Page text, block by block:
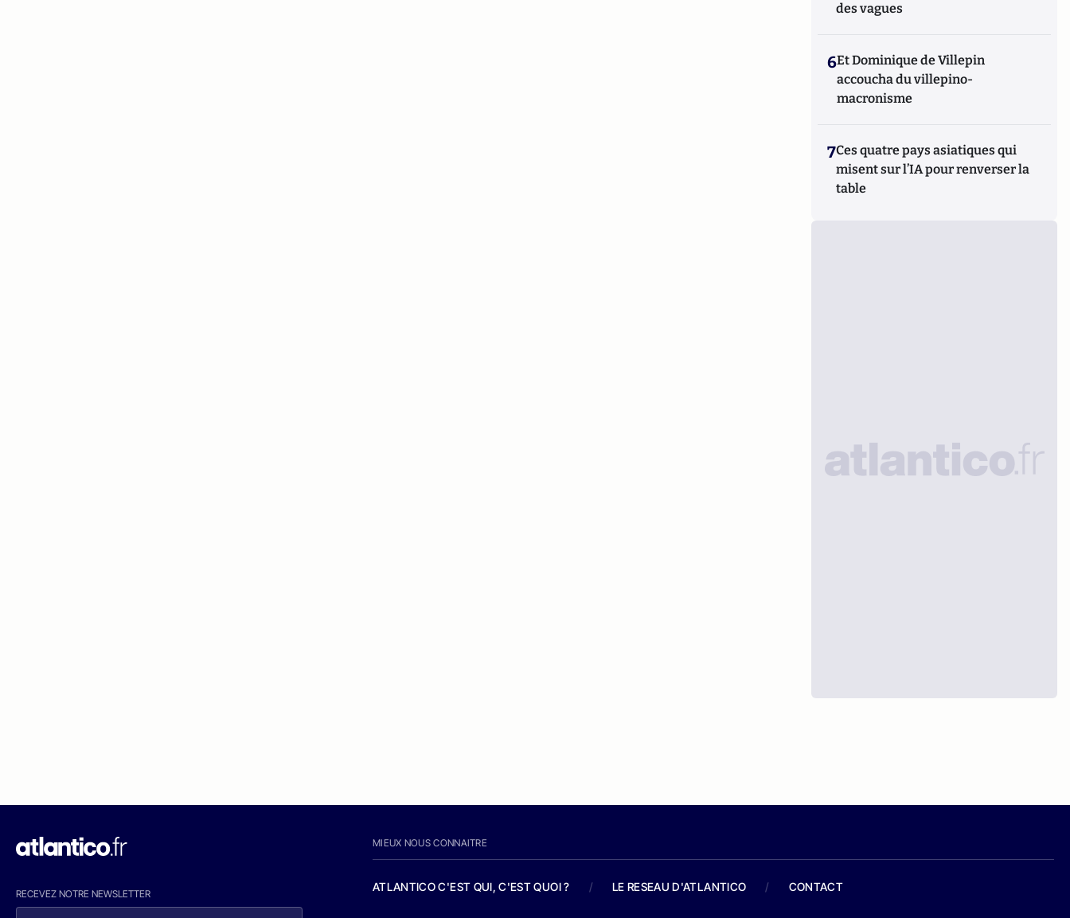
des vagues
6Et Dominique de Villepin
accoucha du villepino-
macronisme
7Ces quatre pays asiatiques qui
misent sur l’IA pour renverser la
table
RECEVEZ NOTRE NEWSLETTER
MIEUX NOUS CONNAITRE
ATLANTICO C'EST QUI, C'EST QUOI ? / LE RESEAU D'ATLANTICO / CONTACT